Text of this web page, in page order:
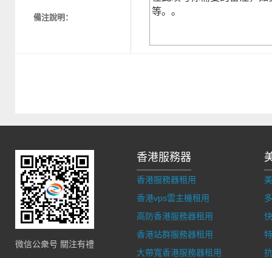
備注說明：
微信公衆号 關注有禮
香港服務器
香港服務器租用
香港vps雲主機租用
高防香港服務器租用
香港站群服務器租用
大帶寬香港服務器租用